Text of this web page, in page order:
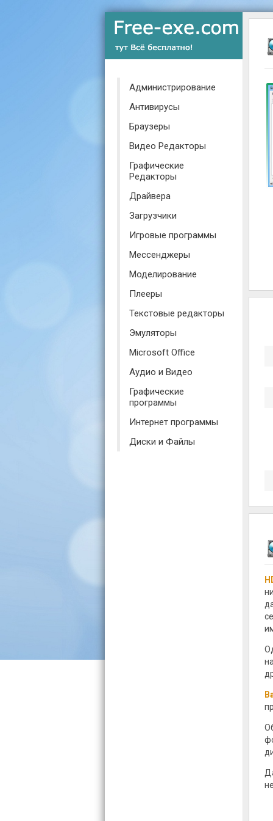
Администрирование
Антивирусы
Браузеры
Видео Редакторы
Графические
Редакторы
Драйвера
Загрузчики
Игровые программы
Мессенджеры
Моделирование
Плееры
Текстовые редакторы
Эмуляторы
Microsoft Office
Аудио и Видео
Графические
программы
Интернет программы
Диски и Файлы